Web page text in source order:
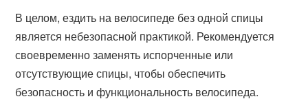
В целом, ездить на велосипеде без одной спицы
является небезопасной практикой. Рекомендуется
своевременно заменять испорченные или
отсутствующие спицы, чтобы обеспечить
безопасность и функциональность велосипеда.